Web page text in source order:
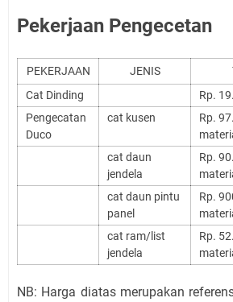
Pekerjaan Pengecetan
PEKERJAAN JENIS
Cat Dinding
Rp.
Pengecatan
Duco
cat kusen
Rp.
cat daun
jendela
Rp.
cat daun pintu
panel
Rp.
cat ram/list
jendela
Rp.
NB: Harga diatas merupakan